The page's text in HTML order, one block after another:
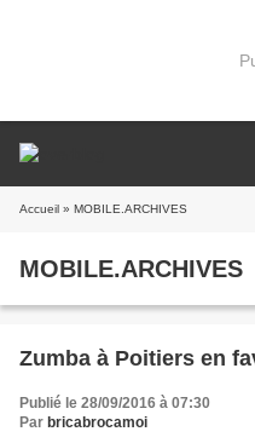
Accueil » MOBILE.ARCHIVES
MOBILE.ARCHIVES
Zumba à Poitiers en
Publié le 28/09/2016 à 07:30
Par bricabrocamoi